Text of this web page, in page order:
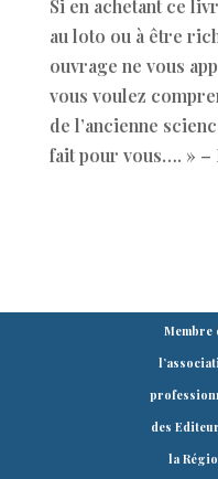
Si en achetant ce
au loto ou à être
ouvrage ne vous
vous voulez
de l’ancienne
fait pour vous…. » –
Membre
des
la